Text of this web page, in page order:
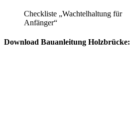
Checkliste „Wachtelhaltung für
Anfänger“
Download Bauanleitung Holzbrücke: